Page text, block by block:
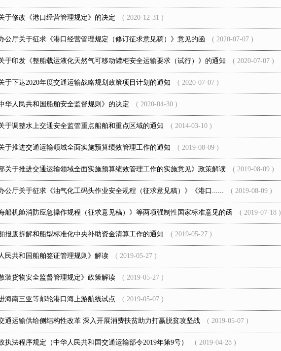
于修改《港口经营管理规定》的决定 ( 2020-12-31 )
公厅关于征求《港口经营管理规定（修订征求意见稿）》意见的函 ( 2020-07-07 )
于印发《整船载运液化天然气可移动罐柜安全运输要求（试行）》的通知 ( 2020-07-07 )
于下达2020年度交通运输战略规划政策项目计划的通知 ( 2020-07-07 )
华人民共和国船舶安全监督规则》的决定 ( 2020-04-30 )
于调整水上交通安全监管重点船舶和重点区域的通知 ( 2014-03-10 )
于推进交通运输领域全面实施预算绩效管理工作的通知 ( 2019-08-09 )
关于推进交通运输领域全面实施预算绩效管理工作的实施意见》政策解读( 2019-08-09 )
公厅关于征求《油气化工码头作业安全规程（征求意见稿）》《港口...... ( 2019-08-09 )
船机舱消防应急操作规程（征求意见稿）》等两项强制性国家标准意见的函 ( 2019-07-18 )
报废拆解和船型标准化中央补助资金清算工作的通知 ( 2019-05-27 )
民共和国船舶签证管理规则》解读( 2019-05-27 )
装货物安全监督管理规定》政策解读( 2019-05-27 )
海南三亚等邮轮港口海上游航线试点 ( 2019-05-07 )
通运输供给侧结构性改革 深入开展消费扶贫助力打赢脱贫攻坚战( 2019-05-07 )
执法程序规定（中华人民共和国交通运输部令2019年第9号） ( 2019-04-28 )